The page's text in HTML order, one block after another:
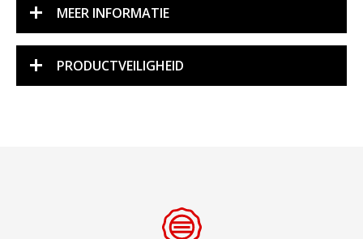
MEER INFORMATIE
PRODUCTVEILIGHEID